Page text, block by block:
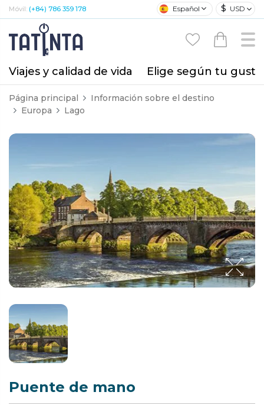
Móvil: (+84) 786 359 178 Español $ USD
Viajes y calidad de vida Elige según tu
Página principal
Información sobre el destino
Europa
Lago
Puente de mano